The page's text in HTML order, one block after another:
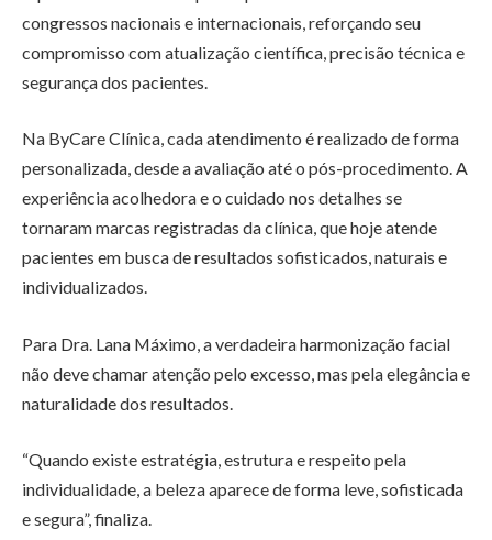
congressos nacionais e internacionais, reforçando seu
compromisso com atualização científica, precisão técnica e
segurança dos pacientes.
Na ByCare Clínica, cada atendimento é realizado de forma
personalizada, desde a avaliação até o pós-procedimento. A
experiência acolhedora e o cuidado nos detalhes se
tornaram marcas registradas da clínica, que hoje atende
pacientes em busca de resultados sofisticados, naturais e
individualizados.
Para Dra. Lana Máximo, a verdadeira harmonização facial
não deve chamar atenção pelo excesso, mas pela elegância e
naturalidade dos resultados.
“Quando existe estratégia, estrutura e respeito pela
individualidade, a beleza aparece de forma leve, sofisticada
e segura”, finaliza.